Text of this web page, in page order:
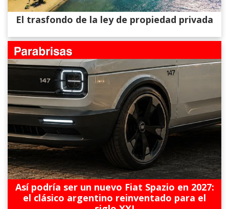
El trasfondo de la ley de propiedad privada
Así podría ser un nuevo Fiat Spazio en 2027:
el clásico argentino reinventado para el